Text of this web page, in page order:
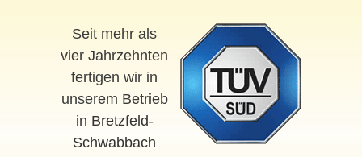
Seit mehr als
vier Jahrzehnten
fertigen wir in
unserem Betrieb
in Bretzfeld-
Schwabbach